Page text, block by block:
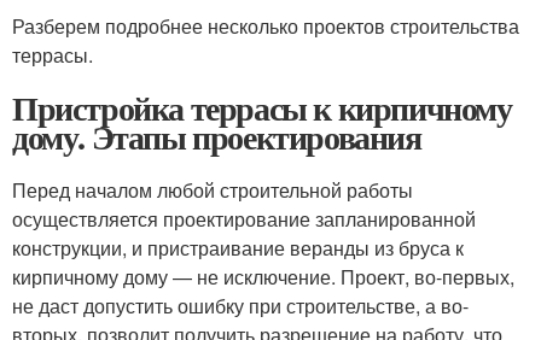
Разберем подробнее несколько проектов строительства
террасы.
Пристройка террасы к кирпичному
дому. Этапы проектирования
Перед началом любой строительной работы
осуществляется проектирование запланированной
конструкции, и пристраивание веранды из бруса к
кирпичному дому — не исключение. Проект, во-первых,
не даст допустить ошибку при строительстве, а во-